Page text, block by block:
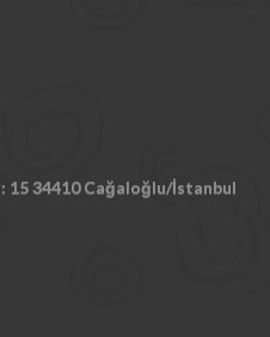
15 34410 Cağaloğlu/İstanbul